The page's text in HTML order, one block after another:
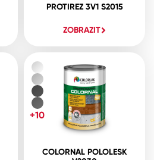
PROTIREZ 3V1 S2015
ZOBRAZIT
COLORNAL POLOLESK
+10